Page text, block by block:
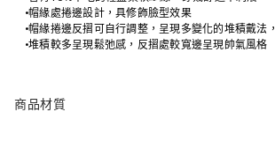
•帽緣處捲邊設計，具修飾臉型效果
•帽緣捲邊反摺可自行調整，呈現多變化的堆積戴法，
•堆積較多呈現鬆弛感，反摺處較寬邊呈現帥氣風格
商品材質